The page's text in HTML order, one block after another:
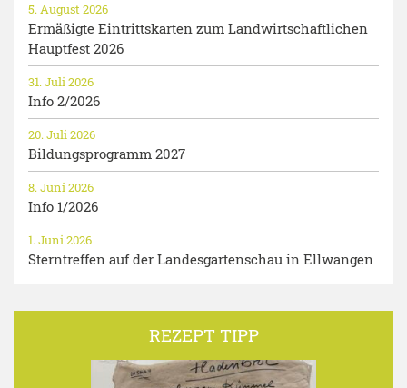
Ermäßigte Eintrittskarten zum Landwirtschaftlichen
Hauptfest 2026
5. August 2026
Info 2/2026
31. Juli 2026
Bildungsprogramm 2027
20. Juli 2026
Info 1/2026
8. Juni 2026
Sterntreffen auf der Landesgartenschau in Ellwangen
1. Juni 2026
REZEPT TIPP